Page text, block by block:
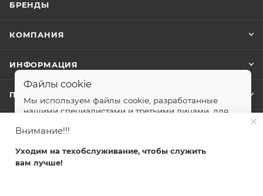
БРЕНДЫ
КОМПАНИЯ
ИНФОРМАЦИЯ
ПОМОЩЬ
Внимание!!!
Уходим на техобслуживание, чтобы служить
вам лучше!
Файлы cookie
Мы используем файлы cookie, разработанные
нашими специалистами и третьими лицами, для